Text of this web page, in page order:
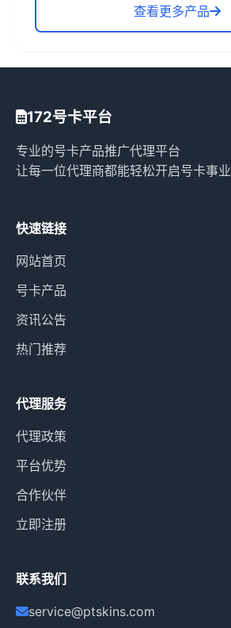
查看更多产品
172号卡平台
专业的号卡产品推广代理平台
让每一位代理商都能轻松开启号卡事业
快速链接
网站首页
号卡产品
资讯公告
热门推荐
代理服务
代理政策
平台优势
合作伙伴
立即注册
联系我们
service@ptskins.com